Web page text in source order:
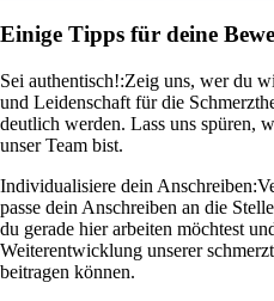
Einige Tipps für deine
Sei authentisch!:Zeig uns, wer du
und Leidenschaft für die
deutlich werden. Lass uns spüren,
unser Team bist.
Individualisiere dein Anschreiben:
passe dein Anschreiben an die
du gerade hier arbeiten möchtest
Weiterentwicklung unserer
beitragen können.